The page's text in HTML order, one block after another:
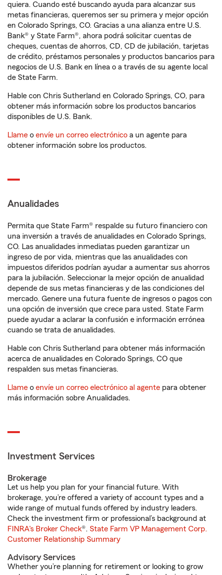
quiera. Cuando esté buscando ayuda para alcanzar sus
metas financieras, queremos ser su primera y mejor opción
en Colorado Springs, CO. Gracias a una alianza entre U.S.
Bank® y State Farm®, ahora podrá solicitar cuentas de
cheques, cuentas de ahorros, CD, CD de jubilación, tarjetas
de crédito, préstamos personales y productos bancarios para
negocios de U.S. Bank en línea o a través de su agente local
de State Farm.
Hable con Chris Sutherland en Colorado Springs, CO, para
obtener más información sobre los productos bancarios
disponibles de U.S. Bank.
Llame o envíe un correo electrónico a un agente para
obtener información sobre los productos.
Anualidades
Permita que State Farm® respalde su futuro financiero con
una inversión a través de anualidades en Colorado Springs,
CO. Las anualidades inmediatas pueden garantizar un
ingreso de por vida, mientras que las anualidades con
impuestos diferidos podrían ayudar a aumentar sus ahorros
para la jubilación. Seleccionar la mejor opción de anualidad
depende de sus metas financieras y de las condiciones del
mercado. Genere una futura fuente de ingresos o pagos con
una opción de inversión que crece para usted. State Farm
puede ayudar a aclarar la confusión e información errónea
cuando se trata de anualidades.
Hable con Chris Sutherland para obtener más información
acerca de anualidades en Colorado Springs, CO que
respalden sus metas financieras.
Llame o envíe un correo electrónico al agente para obtener
más información sobre Anualidades.
Investment Services
Brokerage
Let us help you plan for your financial future. With
brokerage, you’re offered a variety of account types and a
wide range of mutual funds offered by industry leaders.
Check the investment firm or professional’s background at
FINRA's Broker Check®. State Farm VP Management Corp.
Customer Relationship Summary
Advisory Services
Whether you’re planning for retirement or looking to grow